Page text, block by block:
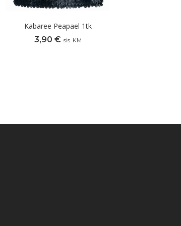
Kabaree Peapael 1tk
3,90 € sis. KM